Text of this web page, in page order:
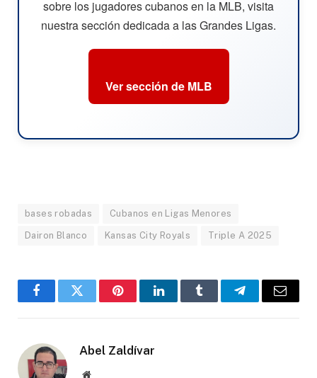
sobre los jugadores cubanos en la MLB, visita
nuestra sección dedicada a las Grandes Ligas.
Ver sección de MLB
bases robadas Cubanos en Ligas Menores
Dairon Blanco Kansas City Royals Triple A 2025
FacebookTwitter PinterestLinkedInTumblr TelegramEmail
Abel Zaldívar
Website